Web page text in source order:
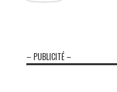
– PUBLICITÉ –